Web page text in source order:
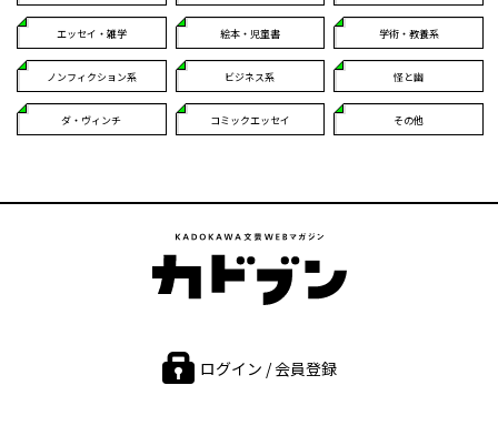
エッセイ・雑学 絵本・児童書 学術・教養系
ノンフィクション系 ビジネス系 怪と幽
ダ・ヴィンチ コミックエッセイ その他
ログイン / 会員登録